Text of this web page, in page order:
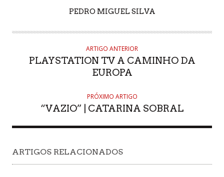
PEDRO MIGUEL SILVA
ARTIGO ANTERIOR
PLAYSTATION TV A CAMINHO DA
EUROPA
PRÓXIMO ARTIGO
“VAZIO” | CATARINA SOBRAL
ARTIGOS RELACIONADOS